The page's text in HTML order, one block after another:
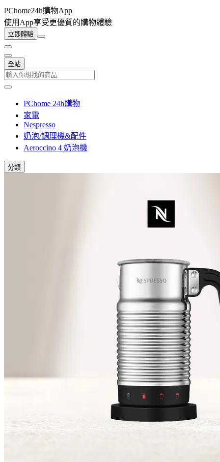
PChome24h購物App
使用App享受更優質的購物體驗
立即體驗
全站
PChome 24h購物
家電
Nespresso
奶泡/調理機&配件
Aeroccino 4 奶泡機
分類